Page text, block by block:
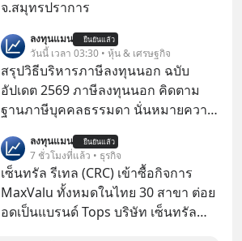
นักที่จะลงลึกว่า ถ้าลงทุนใน RMF ควรรู้
อะไรบ้าง ควรดู ตรงไหน ทำอย่างไร ถึง
จะดีกับเรา แล้วเราควรรู้ข้อมูลอะไร
เกี่ยวกับ RMF บ้าง เพื่อให้นำไปใช้ต่อได้
จริง ๆ ลงทุนแมนจะเล่าให้ฟัง
จ.สมุทรปราการ
ลงทุนแมน ยืนยันแล้ว
วันนี้ เวลา 03:30 • หุ้น & เศรษฐกิจ
สรุปวิธีบริหารภาษีลงทุนนอก ฉบับ
อัปเดต 2569 ภาษีลงทุนนอก คิดตาม
ฐานภาษีบุคคลธรรมดา นั่นหมายความ
ลงทุนแมน ยืนยันแล้ว
7 ชั่วโมงที่แล้ว • ธุรกิจ
เซ็นทรัล รีเทล (CRC) เข้าซื้อกิจการ
MaxValu ทั้งหมดในไทย 30 สาขา ต่อย
อดเป็นแบรนด์ Tops บริษัท เซ็นทรัล